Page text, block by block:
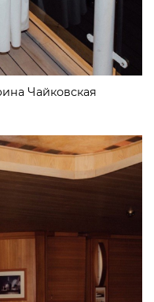
Чайковская